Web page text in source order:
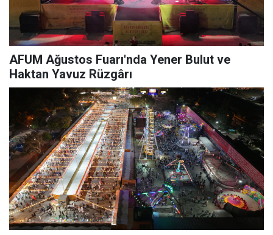
AFUM Ağustos Fuarı'nda Yener Bulut ve
Haktan Yavuz Rüzgârı